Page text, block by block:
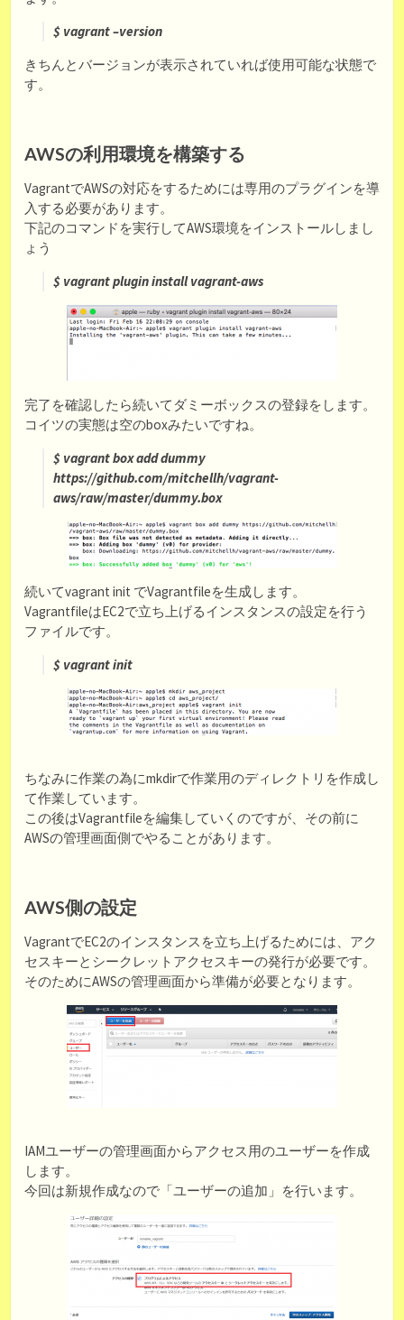
$ vagrant –version
きちんとバージョンが表示されていれば使用可能な状態で
す。
AWSの利用環境を構築する
VagrantでAWSの対応をするためには専用のプラグインを導
入する必要があります。
下記のコマンドを実行してAWS環境をインストールしまし
ょう
$ vagrant plugin install vagrant-aws
完了を確認したら続いてダミーボックスの登録をします。
コイツの実態は空のboxみたいですね。
$ vagrant box add dummy
https://github.com/mitchellh/vagrant-
aws/raw/master/dummy.box
続いてvagrant init でVagrantfileを生成します。
VagrantfileはEC2で立ち上げるインスタンスの設定を行う
ファイルです。
$ vagrant init
ちなみに作業の為にmkdirで作業用のディレクトリを作成し
て作業しています。
この後はVagrantfileを編集していくのですが、その前に
AWSの管理画面側でやることがあります。
AWS側の設定
VagrantでEC2のインスタンスを立ち上げるためには、アク
セスキーとシークレットアクセスキーの発行が必要です。
そのためにAWSの管理画面から準備が必要となります。
IAMユーザーの管理画面からアクセス用のユーザーを作成
します。
今回は新規作成なので「ユーザーの追加」を行います。